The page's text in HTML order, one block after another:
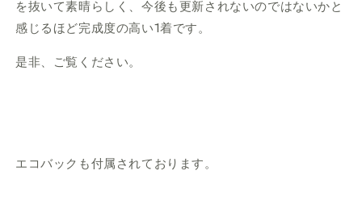
を抜いて素晴らしく、今後も更新されないのではないかと
感じるほど完成度の高い1着です。
是非、ご覧ください。
エコバックも付属されております。